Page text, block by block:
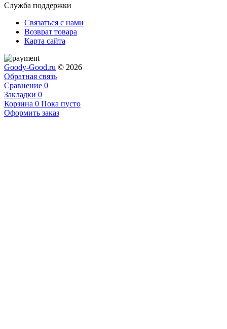
Служба поддержки
Связаться с нами
Возврат товара
Карта сайта
Goody-Good.ru © 2026
Обратная связь
Сравнение 0
Закладки 0
Корзина 0 Пока пусто
Оформить заказ